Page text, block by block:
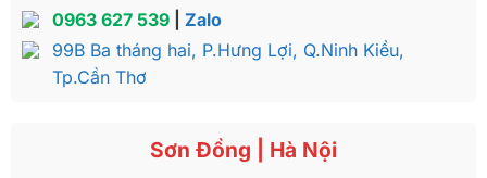
Màu sắc
Với chất liệu gỗ hương đá là loại gỗ có vỏ màu xám
nhạt, lõi bên trong màu nâu vàng hoặc nâu hồng.
lựa chọn yêu thích của nhiều người. Tủ quần áo gỗ
hương đá phù hợp cho cả không gian phòng ngủ
0963 627 539| Zalo
99B Ba tháng hai, P.Hưng Lợi, Q.Ninh Kiều,
Tp.Cần Thơ
Sơn Đồng | Hà Nội